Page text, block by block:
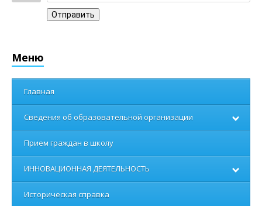
Отправить
Меню
Главная
Сведения об образовательной организации
Прием граждан в школу
ИННОВАЦИОННАЯ ДЕЯТЕЛЬНОСТЬ
Историческая справка